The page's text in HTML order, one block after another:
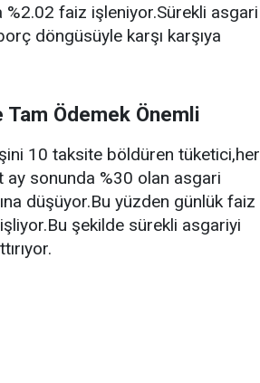
%2.02 faiz işleniyor.Sürekli asgari
döngüsüyle karşı karşıya
Ödemek Önemli
10 taksite böldüren tüketici,her
ay sonunda %30 olan asgari
düşüyor.Bu yüzden günlük faiz
şekilde sürekli asgariyi